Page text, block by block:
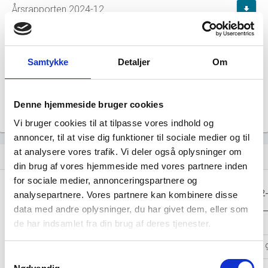
Samtykke Detaljer Om
Denne hjemmeside bruger cookies
Vi bruger cookies til at tilpasse vores indhold og
annoncer, til at vise dig funktioner til sociale medier og til
at analysere vores trafik. Vi deler også oplysninger om
din brug af vores hjemmeside med vores partnere inden
for sociale medier, annonceringspartnere og
analysepartnere. Vores partnere kan kombinere disse
data med andre oplysninger, du har givet dem, eller som
de har indsamlet fra din brug af deres tjenester.
Årsrapporten 2024-12 file_download
Årsrapporten 2021-12
assignment Regnskaber
Resultat i 1000
DKK
2025-12 2024-12 2023-12
Nettoomsætning - -